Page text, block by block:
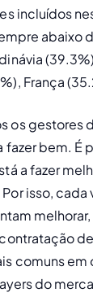
incluídos
abaixo
França
os gestores
fazer bem. É
Por isso, cada
comuns em
do